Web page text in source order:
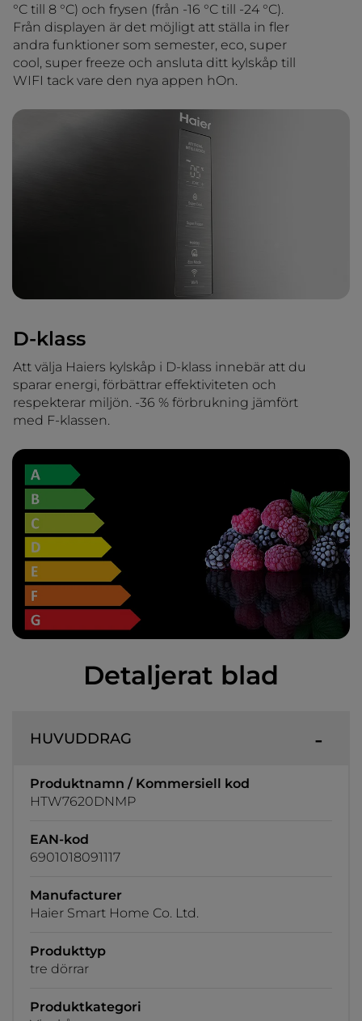
°C till 8 °C) och frysen (från -16 °C till -24 °C).
Från displayen är det möjligt att ställa in fler
andra funktioner som semester, eco, super
cool, super freeze och ansluta ditt kylskåp till
WIFI tack vare den nya appen hOn.
D-klass
Att välja Haiers kylskåp i D-klass innebär att du
sparar energi, förbättrar effektiviteten och
respekterar miljön. -36 % förbrukning jämfört
med F-klassen.
Detaljerat blad
HUVUDDRAG
Produktnamn / Kommersiell kod
HTW7620DNMP
EAN-kod
6901018091117
Manufacturer
Haier Smart Home Co. Ltd.
Produkttyp
tre dörrar
Produktkategori